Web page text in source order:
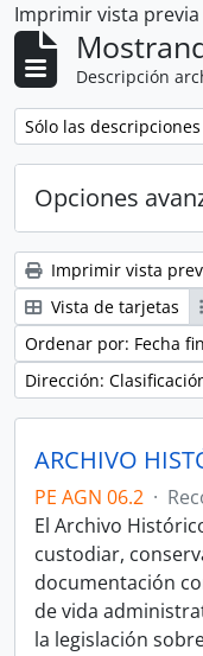
Imprimir vista previa
Descripción
Remove filter:
Sólo las
Opciones
Imprimir vista
Vista de tarjetas
Ordenar por: Fecha
Dirección:
ARCHIVO
PE AGN 06.2 ·
El Archivo
custodiar,
documentación
de vida
la legislación